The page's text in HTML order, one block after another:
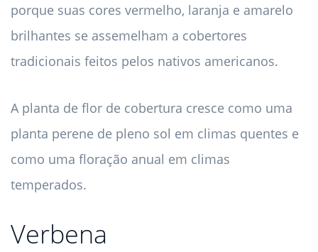
porque suas cores vermelho, laranja e amarelo
brilhantes se assemelham a cobertores
tradicionais feitos pelos nativos americanos.
A planta de flor de cobertura cresce como uma
planta perene de pleno sol em climas quentes e
como uma floração anual em climas
temperados.
Verbena